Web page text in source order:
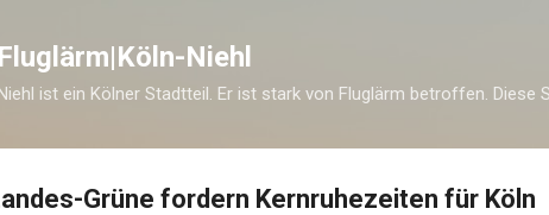
Fluglärm|Köln-Niehl
ist ein Kölner Stadtteil. Er ist stark von Fluglärm betroffen. Diese
Grüne fordern Kernruhezeiten für Köln